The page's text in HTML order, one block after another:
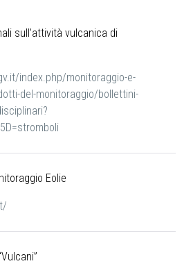
sull’attività vulcanica di
index.php/monitoraggio-e-
del-monitoraggio/bollettini-
Eolie